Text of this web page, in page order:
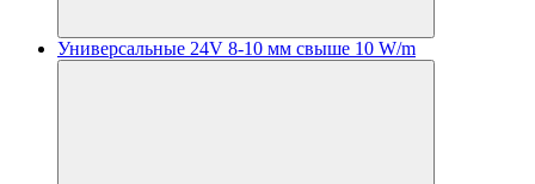
Универсальные 24V 8-10 мм свыше 10 W/m